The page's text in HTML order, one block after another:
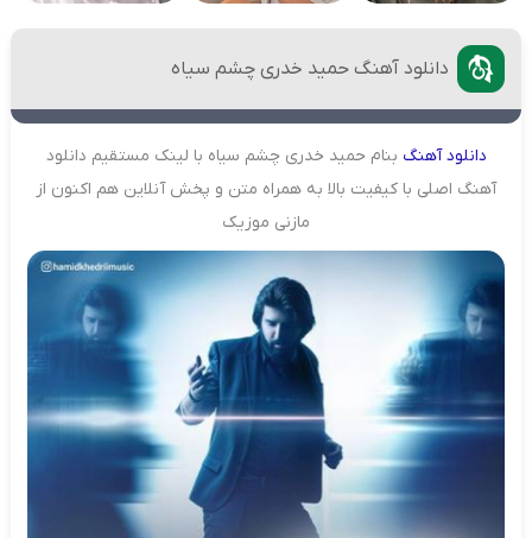
دانلود آهنگ حمید خدری چشم سیاه
دانلودآهنگ بنام حمید خدری چشم سیاه با لینک مستقیم دانلود
آهنگ اصلی با کیفیت بالا به همراه متن و پخش آنلاین هم اکنون از
مازنی موزیک